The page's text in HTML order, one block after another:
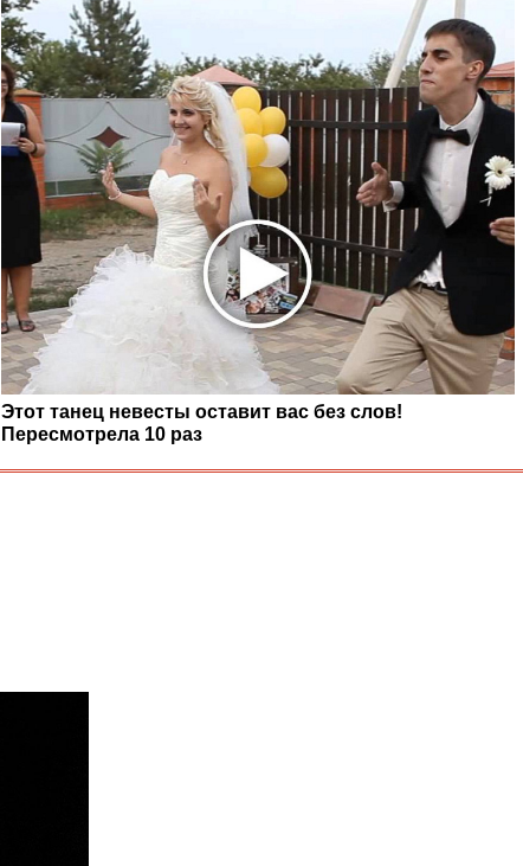
Этот танец невесты оставит вас без слов!
Пересмотрела 10 раз